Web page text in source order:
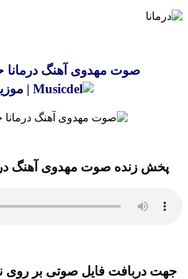
صوت مهدوی آهنگ
پخش زنده صوت مهدوی آهنگ
جهت دربافت فایل صوتی بر روی